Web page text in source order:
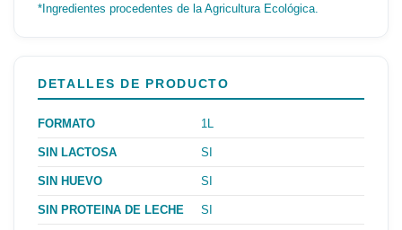
*Ingredientes procedentes de la Agricultura Ecológica.
DETALLES DE PRODUCTO
FORMATO 1L
SIN LACTOSA SI
SIN HUEVO SI
SIN PROTEINA DE LECHE SI